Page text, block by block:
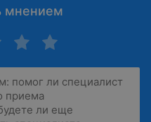
мнением